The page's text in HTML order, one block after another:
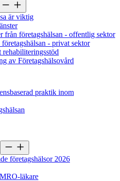
är viktig
från företagshälsan - offentlig sektor
- privat sektor
av Företagshälsovård
praktik inom
företagshälsor 2026
läkare